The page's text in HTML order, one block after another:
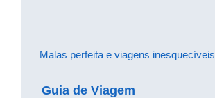
Malas perfeita e viagens inesquecíveis
Guia de Viagem